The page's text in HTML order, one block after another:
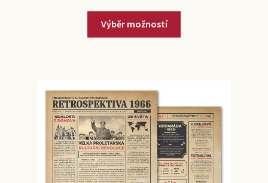
Výběr možností